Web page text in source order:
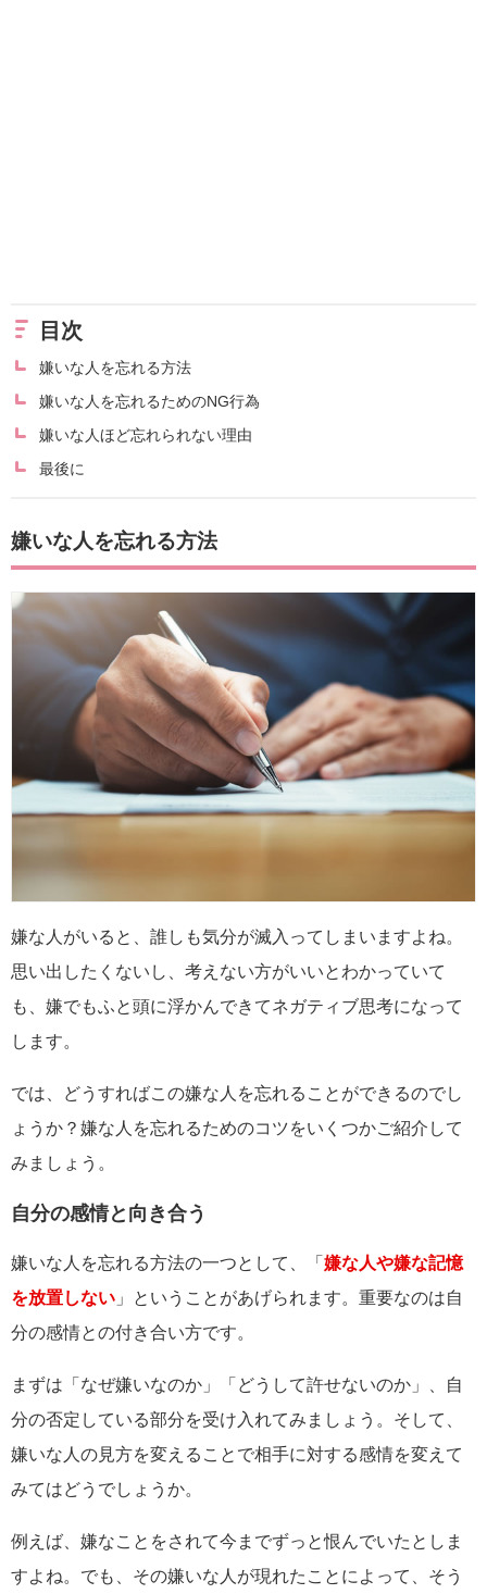
目次
嫌いな人を忘れる方法
嫌いな人を忘れるためのNG行為
嫌いな人ほど忘れられない理由
最後に
嫌いな人を忘れる方法
嫌な人がいると、誰しも気分が滅入ってしまいますよね。
思い出したくないし、考えない方がいいとわかっていて
も、嫌でもふと頭に浮かんできてネガティブ思考になって
します。
では、どうすればこの嫌な人を忘れることができるのでし
ょうか？嫌な人を忘れるためのコツをいくつかご紹介して
みましょう。
自分の感情と向き合う
嫌いな人を忘れる方法の一つとして、「 嫌な人や嫌な記憶
を放置しない 」ということがあげられます。重要なのは自
分の感情との付き合い方です。
まずは「なぜ嫌いなのか」「どうして許せないのか」、自
分の否定している部分を受け入れてみましょう。そして、
嫌いな人の見方を変えることで相手に対する感情を変えて
みてはどうでしょうか。
例えば、嫌なことをされて今までずっと恨んでいたとしま
すよね。でも、その嫌いな人が現れたことによって、そう